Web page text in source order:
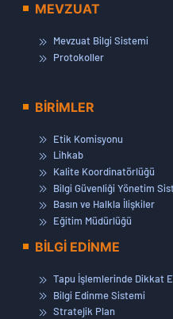
MEVZUAT
Mevzuat Bilgi Sistemi
Protokoller
BİRİMLER
Etik Komisyonu
Lihkab
Kalite Koordinatörlüğü
Bilgi Güvenliği Yönetim
Basın ve Halkla İlişkiler
Eğitim Müdürlüğü
BİLGİ EDİNME
Tapu İşlemlerinde Dikkat
Bilgi Edinme Sistemi
Stratejik Plan